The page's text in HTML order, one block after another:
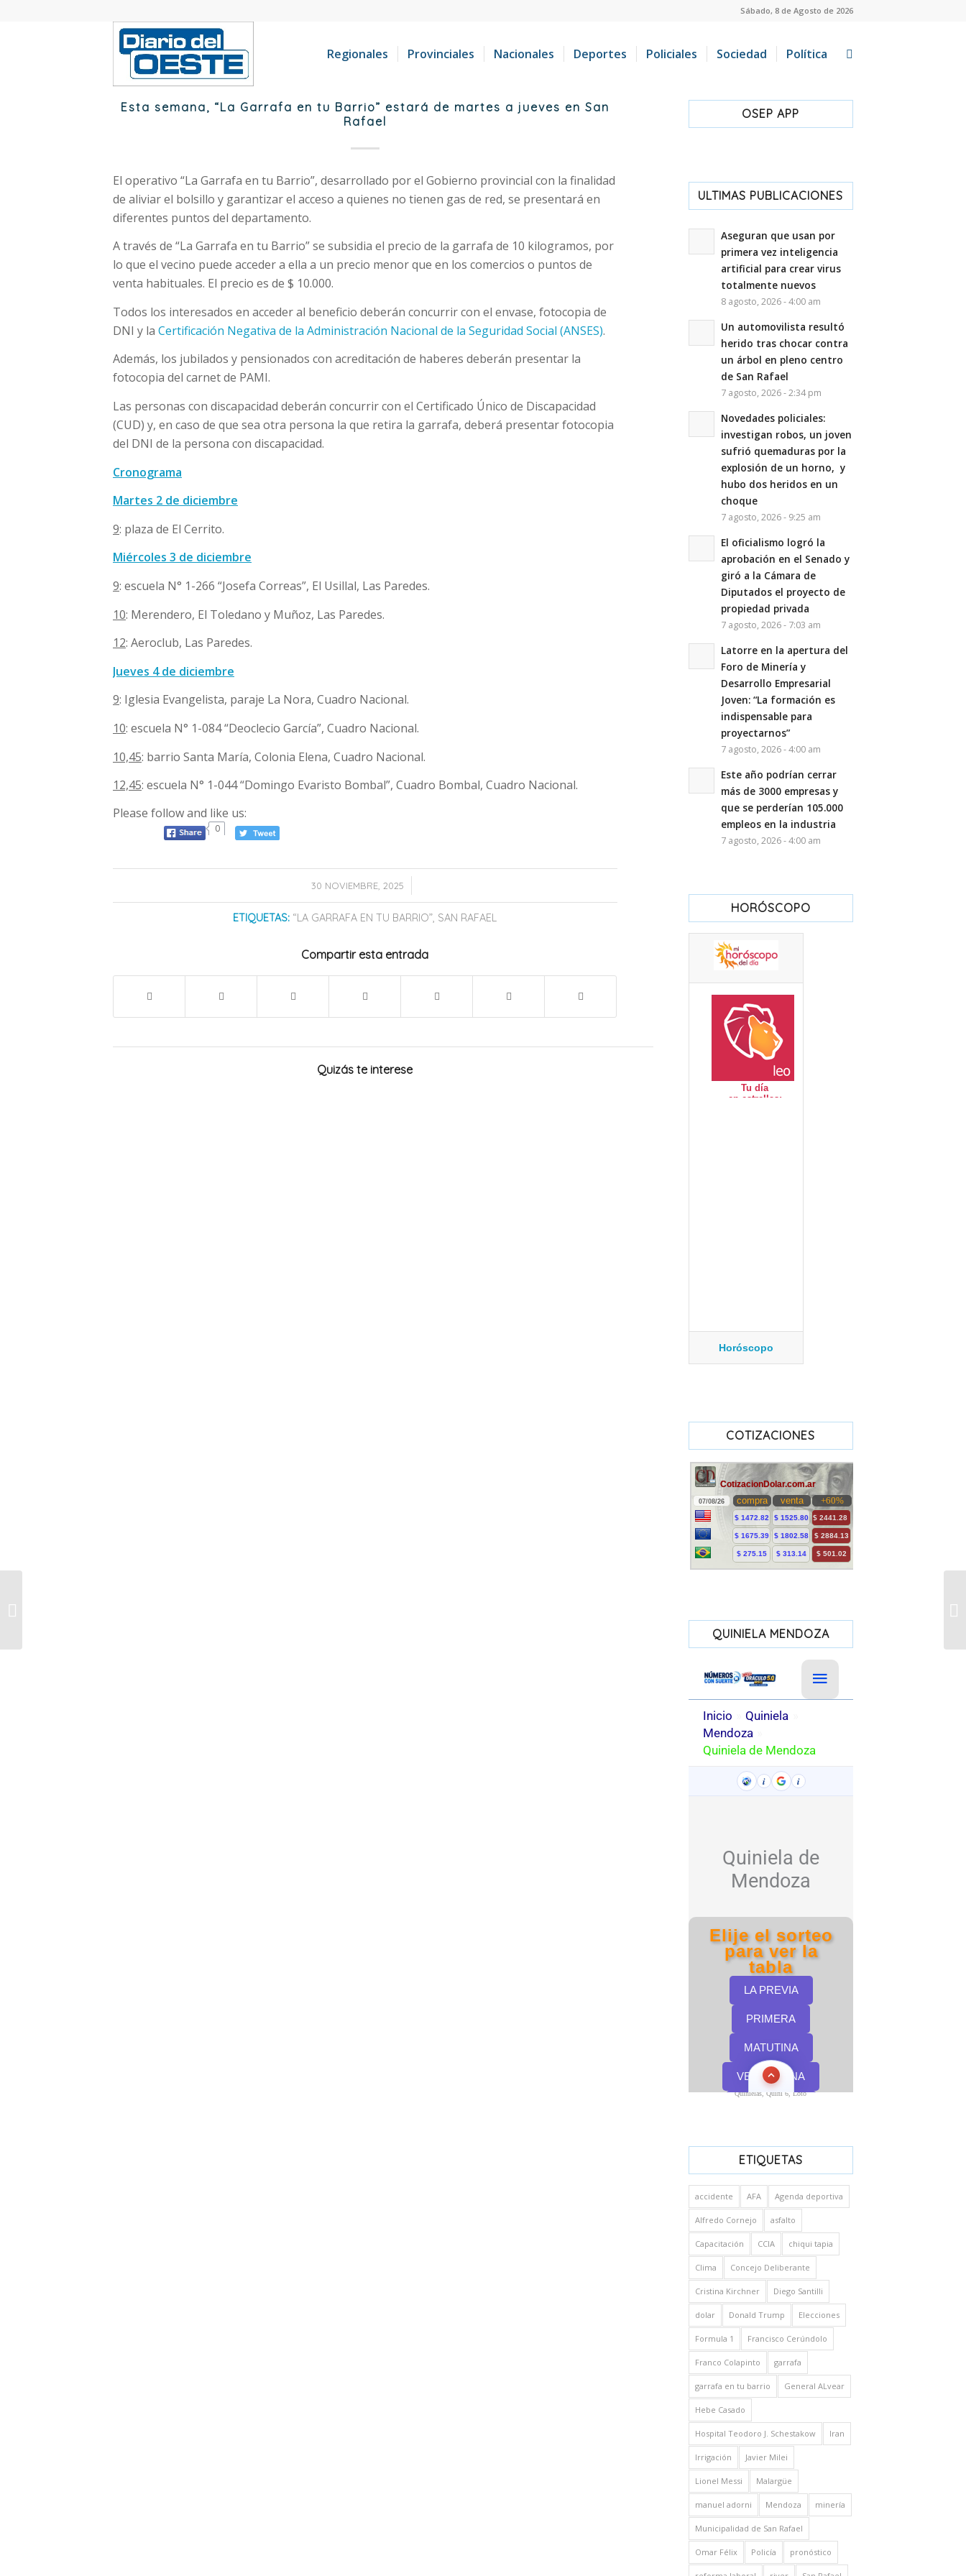
Sábado, 8 de Agosto de 2026
Regionales Provinciales Nacionales Deportes Policiales Sociedad Política
Esta semana, “La Garrafa en tu Barrio” estará de martes a jueves en San
Rafael
El operativo “La Garrafa en tu Barrio”, desarrollado por el Gobierno provincial con la finalidad
de aliviar el bolsillo y garantizar el acceso a quienes no tienen gas de red, se presentará en
diferentes puntos del departamento.
A través de “La Garrafa en tu Barrio” se subsidia el precio de la garrafa de 10 kilogramos, por
lo que el vecino puede acceder a ella a un precio menor que en los comercios o puntos de
venta habituales. El precio es de $ 10.000.
Todos los interesados en acceder al beneficio deberán concurrir con el envase, fotocopia de
DNI y la Certificación Negativa de la Administración Nacional de la Seguridad Social (ANSES).
Además, los jubilados y pensionados con acreditación de haberes deberán presentar la
fotocopia del carnet de PAMI.
Las personas con discapacidad deberán concurrir con el Certificado Único de Discapacidad
(CUD) y, en caso de que sea otra persona la que retira la garrafa, deberá presentar fotocopia
del DNI de la persona con discapacidad.
Cronograma
Martes 2 de diciembre
9: plaza de El Cerrito.
Miércoles 3 de diciembre
9: escuela N° 1-266 “Josefa Correas”, El Usillal, Las Paredes.
10: Merendero, El Toledano y Muñoz, Las Paredes.
12: Aeroclub, Las Paredes.
Jueves 4 de diciembre
9: Iglesia Evangelista, paraje La Nora, Cuadro Nacional.
10: escuela N° 1-084 “Deoclecio García”, Cuadro Nacional.
10,45: barrio Santa María, Colonia Elena, Cuadro Nacional.
12,45: escuela N° 1-044 “Domingo Evaristo Bombal”, Cuadro Bombal, Cuadro Nacional.
Please follow and like us:
0
30 NOVIEMBRE, 2025
/
ETIQUETAS: “LA GARRAFA EN TU BARRIO”, SAN RAFAEL
Compartir esta entrada
Quizás te interese
OSEP APP
ULTIMAS PUBLICACIONES
Aseguran que usan por
primera vez inteligencia
artificial para crear virus
totalmente nuevos
8 agosto, 2026 - 4:00 am
Un automovilista resultó
herido tras chocar contra
un árbol en pleno centro
de San Rafael
7 agosto, 2026 - 2:34 pm
Novedades policiales:
investigan robos, un joven
sufrió quemaduras por la
explosión de un horno, y
hubo dos heridos en un
choque
7 agosto, 2026 - 9:25 am
El oficialismo logró la
aprobación en el Senado y
giró a la Cámara de
Diputados el proyecto de
propiedad privada
7 agosto, 2026 - 7:03 am
Latorre en la apertura del
Foro de Minería y
Desarrollo Empresarial
Joven: “La formación es
indispensable para
proyectarnos”
7 agosto, 2026 - 4:00 am
Este año podrían cerrar
más de 3000 empresas y
que se perderían 105.000
empleos en la industria
7 agosto, 2026 - 4:00 am
HORÓSCOPO
Horóscopo
COTIZACIONES
QUINIELA MENDOZA
Quinielas, Quini 6, Loto
ETIQUETAS
accidente AFA Agenda deportiva
Alfredo Cornejo asfalto
Capacitación CCIA chiqui tapia
Clima Concejo Deliberante
Cristina Kirchner Diego Santilli
dolar Donald Trump Elecciones
Formula 1 Francisco Cerúndolo
Franco Colapinto garrafa
garrafa en tu barrio General ALvear
Hebe Casado
Hospital Teodoro J. Schestakow Iran
Irrigación Javier Milei
Lionel Messi Malargüe
manuel adorni Mendoza minería
Municipalidad de San Rafael
Omar Félix Policía pronóstico